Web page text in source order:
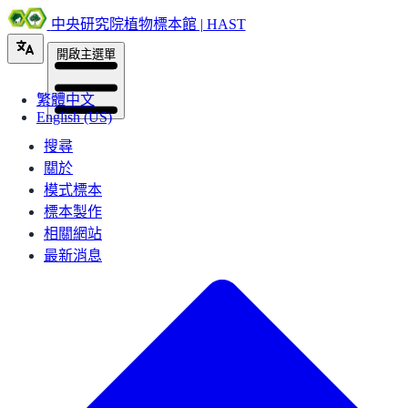
中央研究院植物標本館 | HAST
繁體中文
English (US)
開啟主選單
搜尋
關於
模式標本
標本製作
相關網站
最新消息